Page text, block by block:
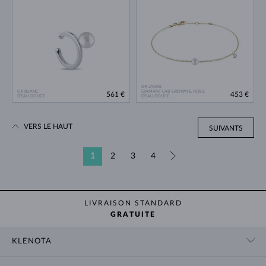
OR BLANC
D'EAU DOUCE
561 €
OR JAUNE
DIAMANT LAB GROWN & PERLE
D'EAU DOUCE
453 €
SUIVANTS
1 2 3 4
VERS LE HAUT
LIVRAISON STANDARD
GRATUITE
KLENOTA